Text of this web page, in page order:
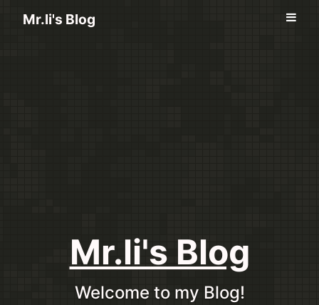
Mr.li's Blog
Mr.li's Blog
Welcome to my Blog!